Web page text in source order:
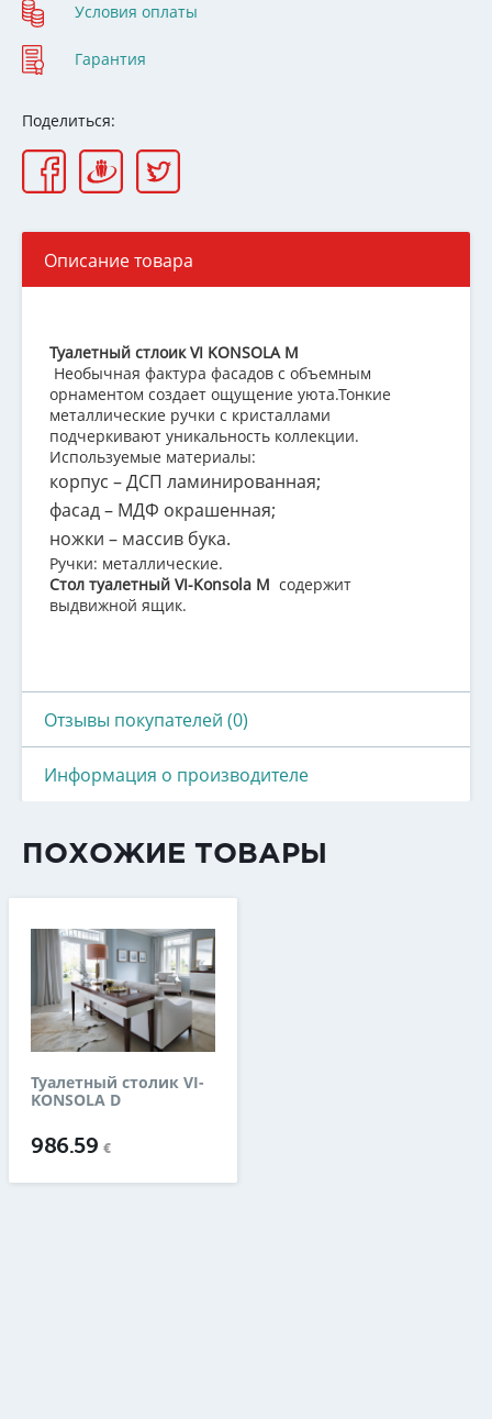
Условия оплаты
Гарантия
Поделиться:
Описание товара
Туалетный стлоик VI KONSOLA M
Необычная фактура фасадов с объемным
орнаментом создает ощущение уюта.Тонкие
металлические ручки с кристаллами
подчеркивают уникальность коллекции.
Используемые материалы:
корпус – ДСП ламинированная;
фасад – МДФ окрашенная;
ножки – массив бука.
Ручки: металлические.
Стол туалетный VI-Konsola M содержит
выдвижной ящик.
Отзывы покупателей (0)
Информация о производителе
ПОХОЖИЕ ТОВАРЫ
Туалетный столик VI-
KONSOLA D
986.59€